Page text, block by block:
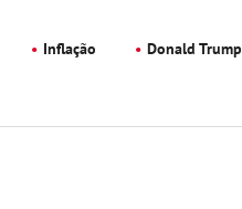
Inflação Donald Trump